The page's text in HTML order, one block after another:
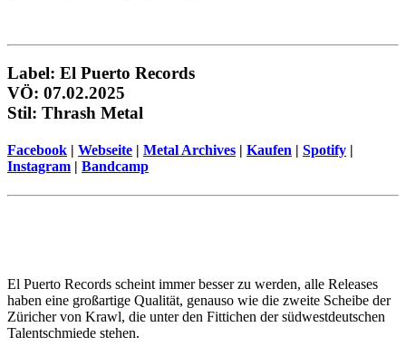
Label: El Puerto Records
VÖ: 07.02.2025
Stil: Thrash Metal
Facebook | Webseite | Metal Archives | Kaufen | Spotify |
Instagram | Bandcamp
El Puerto Records scheint immer besser zu werden, alle Releases
haben eine großartige Qualität, genauso wie die zweite Scheibe der
Züricher von Krawl, die unter den Fittichen der südwestdeutschen
Talentschmiede stehen.